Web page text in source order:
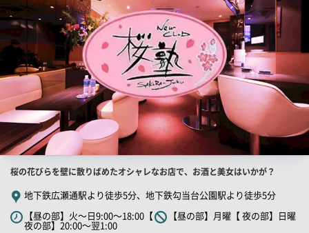
店
舗
PR
キ
桜の花びらを壁に散りばめたオシャレなお店で、お酒と美女はいかが？
地下鉄広瀬通駅より徒歩5分、地下鉄勾当台公園駅より徒歩5分
【昼の部】火～日9:00～18:00【
夜の部】20:00～翌1:00
【昼の部】月曜【 夜の部】日曜